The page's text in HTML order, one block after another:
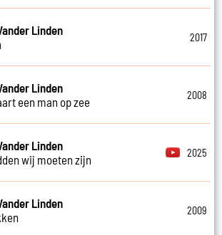
Linden
2017
Linden
een man op zee
2008
Linden
wij moeten zijn
2025
Linden
2009